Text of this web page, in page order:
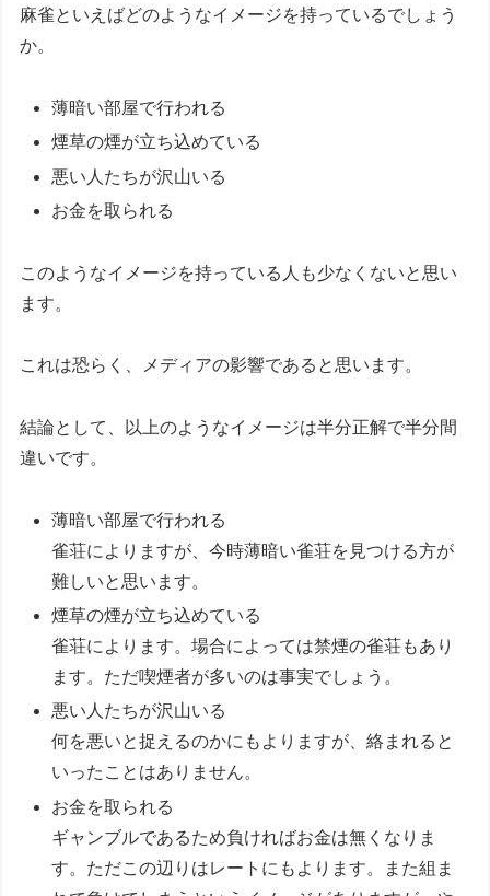
麻雀といえばどのようなイメージを持っているでしょう
か。
薄暗い部屋で行われる
煙草の煙が立ち込めている
悪い人たちが沢山いる
お金を取られる
このようなイメージを持っている人も少なくないと思い
ます。
これは恐らく、メディアの影響であると思います。
結論として、以上のようなイメージは半分正解で半分間
違いです。
薄暗い部屋で行われる
雀荘によりますが、今時薄暗い雀荘を見つける方が
難しいと思います。
煙草の煙が立ち込めている
雀荘によります。場合によっては禁煙の雀荘もあり
ます。ただ喫煙者が多いのは事実でしょう。
悪い人たちが沢山いる
何を悪いと捉えるのかにもよりますが、絡まれると
いったことはありません。
お金を取られる
ギャンブルであるため負ければお金は無くなりま
す。ただこの辺りはレートにもよります。また組ま